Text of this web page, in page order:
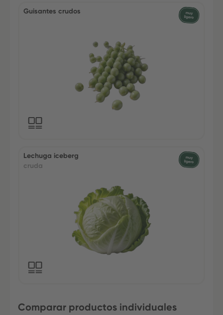
Guisantes crudos
Lechuga iceberg
cruda
Comparar productos individuales